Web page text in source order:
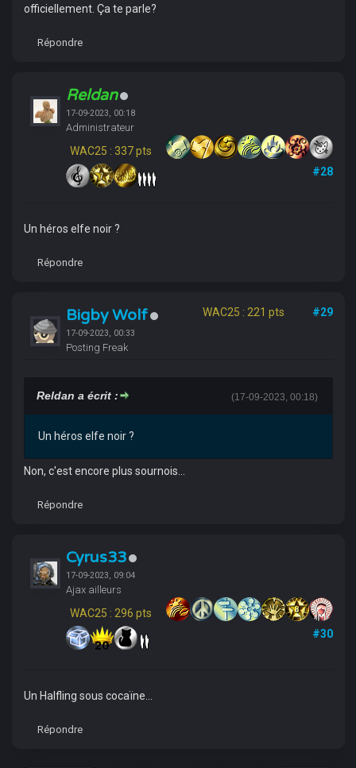
officiellement. Ça te parle?
Répondre
Reldan
17-09-2023, 00:18
Administrateur
WAC25 : 337 pts
#28
Un héros elfe noir ?
Répondre
Bigby Wolf
17-09-2023, 00:33
Posting Freak
WAC25 : 221 pts #29
(17-09-2023, 00:18)
Reldan a écrit :
Un héros elfe noir ?
Non, c'est encore plus sournois...
Répondre
Cyrus33
17-09-2023, 09:04
Ajax ailleurs
WAC25 : 296 pts
#30
Un Halfling sous cocaïne...
Répondre